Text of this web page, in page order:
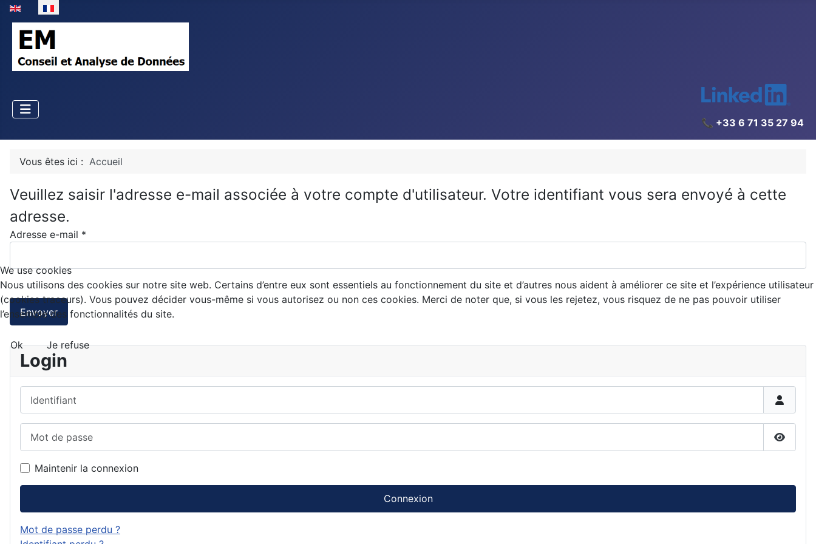
Sélectionnez votre langue
📞 +33 6 71 35 27 94
Vous êtes ici : Accueil
Veuillez saisir l'adresse e-mail associée à votre compte d'utilisateur. Votre identifiant vous sera envoyé à cette
adresse.
Adresse e-mail *
Envoyer
Login
Maintenir la connexion
Connexion
Mot de passe perdu ?
We use cookies
Nous utilisons des cookies sur notre site web. Certains d’entre eux sont essentiels au fonctionnement du site et d’autres nous aident à améliorer ce site et l’expérience utilisateur
(cookies traceurs). Vous pouvez décider vous-même si vous autorisez ou non ces cookies. Merci de noter que, si vous les rejetez, vous risquez de ne pas pouvoir utiliser
l’ensemble des fonctionnalités du site.
Ok Je refuse